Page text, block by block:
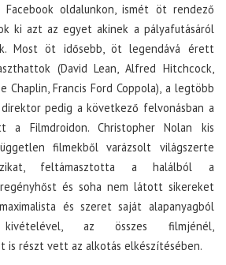
oldalunkon, ismét öt rendező
ki azt az egyet akinek a pályafutásáról
Most öt idősebb, öt legendává érett
(David Lean, Alfred Hitchcock,
Chaplin, Francis Ford Coppola), a legtöbb
pedig a következő felvonásban a
a Filmdroidon. Christopher Nolan kis
filmekből varázsolt világszerte
feltámasztotta a halálból a
és soha nem látott sikereket
és szeret saját alapanyagból
az összes filmjénél,
is részt vett az alkotás elkészítésében.